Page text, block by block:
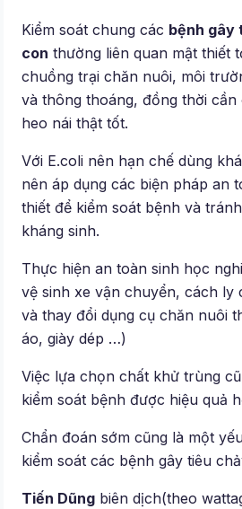
Kiểm soát chung các bệnh gây
con thường liên quan mật thiết
chuồng trại chăn nuôi, môi
và thông thoáng, đồng thời cần
heo nái thật tốt.
Với E.coli nên hạn chế dùng
nên áp dụng các biện pháp an
thiết để kiểm soát bệnh và
kháng sinh.
Thực hiện an toàn sinh học
vệ sinh xe vận chuyển, cách ly
và thay đổi dụng cụ chăn nuôi
áo, giày dép …)
Việc lựa chọn chất khử trùng
kiểm soát bệnh được hiệu quả
Chẩn đoán sớm cũng là một
kiểm soát các bệnh gây tiêu
Tiến Dũng biên dịch(theo